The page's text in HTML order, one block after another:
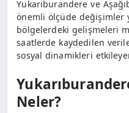
Yukariburandere ve
önemli ölçüde değişimler
bölgelerdeki gelişmeleri
saatlerde kaydedilen
sosyal dinamikleri
Neler?